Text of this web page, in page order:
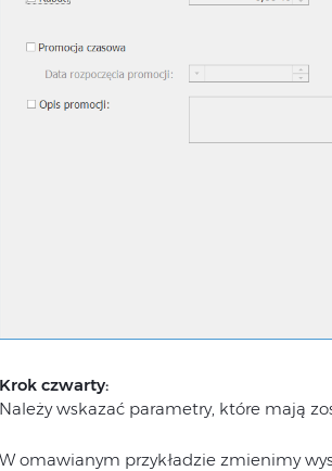
Krok czwarty:
Należy wskazać parametry, które mają
W omawianym przykładzie zmienimy